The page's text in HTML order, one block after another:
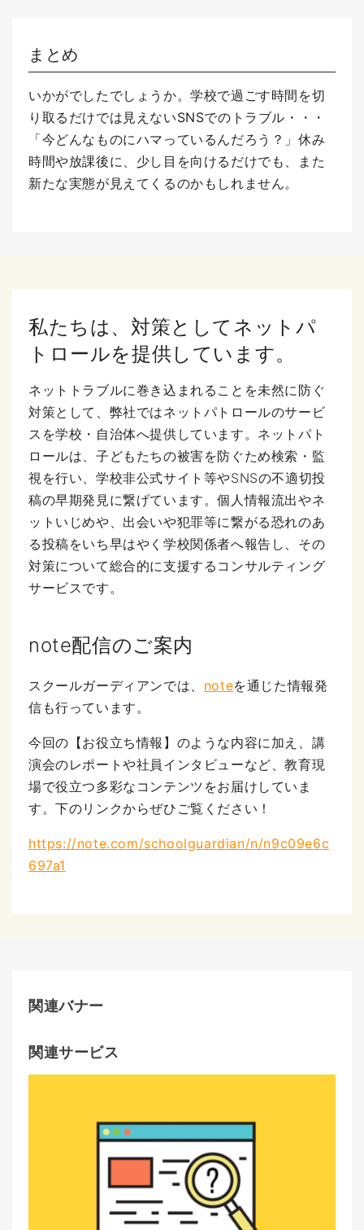
まとめ
いかがでしたでしょうか。学校で過ごす時間を切
り取るだけでは見えないSNSでのトラブル・・・
「今どんなものにハマっているんだろう？」休み
時間や放課後に、少し目を向けるだけでも、また
新たな実態が見えてくるのかもしれません。
私たちは、対策としてネットパ
トロールを提供しています。
ネットトラブルに巻き込まれることを未然に防ぐ
対策として、弊社ではネットパトロールのサービ
スを学校・自治体へ提供しています。ネットパト
ロールは、子どもたちの被害を防ぐため検索・監
視を行い、学校非公式サイト等やSNSの不適切投
稿の早期発見に繋げています。個人情報流出やネ
ットいじめや、出会いや犯罪等に繋がる恐れのあ
る投稿をいち早はやく学校関係者へ報告し、その
対策について総合的に支援するコンサルティング
サービスです。
note配信のご案内
スクールガーディアンでは、 noteを通じた情報発
信も行っています。
今回の【お役立ち情報】のような内容に加え、講
演会のレポートや社員インタビューなど、教育現
場で役立つ多彩なコンテンツをお届けしていま
す。下のリンクからぜひご覧ください！
https://note.com/schoolguardian/n/n9c09e6c
697a1
関連バナー
関連サービス